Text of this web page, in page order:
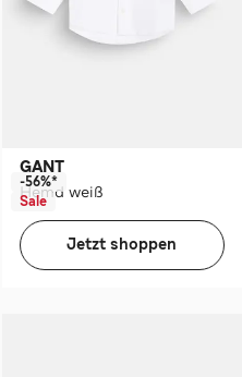
GANT
Hemd weiß
-56%*
Sale
Jetzt shoppen